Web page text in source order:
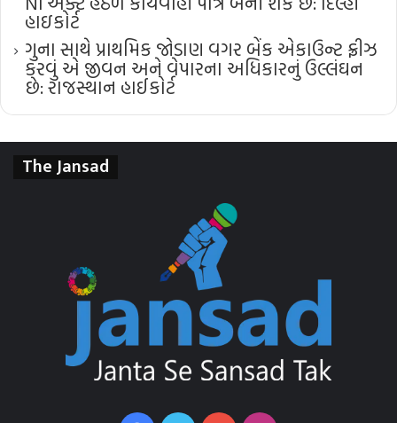
હાઇકોર્ટ
ગુના સાથે પ્રાથમિક જોડાણ વગર બેંક એકાઉન્ટ ફ્રીઝ
કરવું એ જીવન અને વેપારના અધિકારનું ઉલ્લંઘન
છે: રાજસ્થાન હાઈકોર્ટ
The Jansad